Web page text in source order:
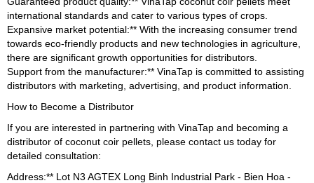
international standards and cater to various types of crops.
Expansive market potential:** With the increasing consumer trend
towards eco-friendly products and new technologies in agriculture,
there are significant growth opportunities for distributors.
Support from the manufacturer:** VinaTap is committed to assisting
distributors with marketing, advertising, and product information.
How to Become a Distributor
If you are interested in partnering with VinaTap and becoming a
distributor of coconut coir pellets, please contact us today for
detailed consultation:
Address:** Lot N3 AGTEX Long Binh Industrial Park - Bien Hoa -